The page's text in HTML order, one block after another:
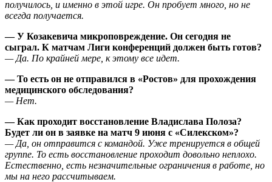
получилось, и именно в этой игре. Он пробует много, но не
всегда получается.
— У Козакевича микроповреждение. Он сегодня не
сыграл. К матчам Лиги конференций должен быть готов?
— Да. По крайней мере, к этому все идет.
— То есть он не отправился в «Ростов» для прохождения
медицинского обследования?
— Нет.
— Как проходит восстановление Владислава Полоза?
Будет ли он в заявке на матч 9 июня с «Силекском»?
— Да, он отправится с командой. Уже тренируется в общей
группе. То есть восстановление проходит довольно неплохо.
Естественно, есть незначительные ограничения в работе, но
мы на него рассчитываем.